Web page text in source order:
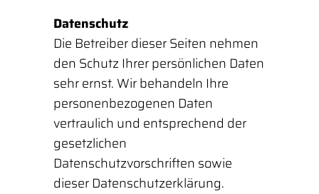
Datenschutz
Die Betreiber dieser Seiten nehmen
den Schutz Ihrer persönlichen Daten
sehr ernst. Wir behandeln Ihre
personenbezogenen Daten
vertraulich und entsprechend der
gesetzlichen
Datenschutzvorschriften sowie
dieser Datenschutzerklärung.